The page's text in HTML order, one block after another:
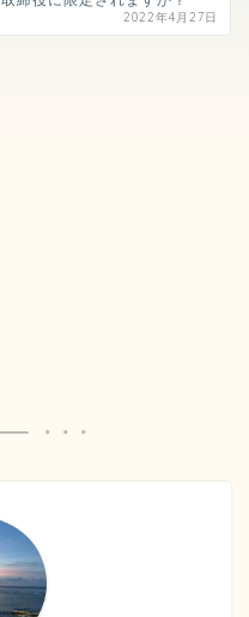
2022年4月27日